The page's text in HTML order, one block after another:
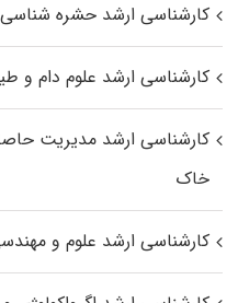
کارشناسی ارشد حشره‌
کارشناسی ارشد علوم دام و
کارشناسی ارشد مدیریت
خاک
کارشناسی ارشد علوم و